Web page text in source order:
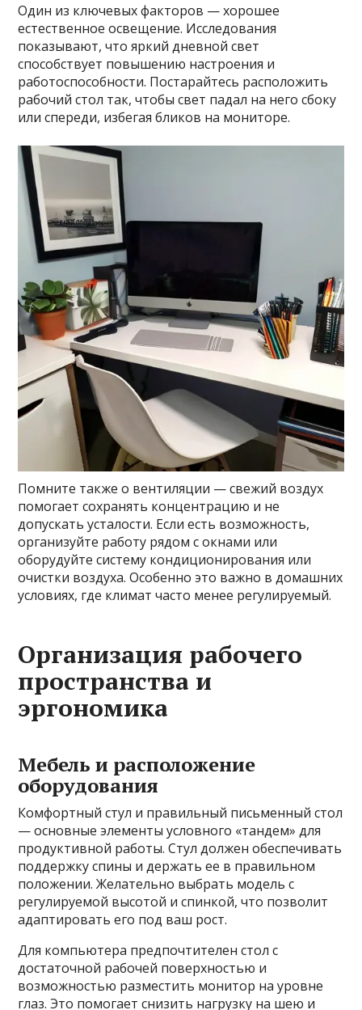
Один из ключевых факторов — хорошее
естественное освещение. Исследования
показывают, что яркий дневной свет
способствует повышению настроения и
работоспособности. Постарайтесь расположить
рабочий стол так, чтобы свет падал на него сбоку
или спереди, избегая бликов на мониторе.
Помните также о вентиляции — свежий воздух
помогает сохранять концентрацию и не
допускать усталости. Если есть возможность,
организуйте работу рядом с окнами или
оборудуйте систему кондиционирования или
очистки воздуха. Особенно это важно в домашних
условиях, где климат часто менее регулируемый.
Организация рабочего
пространства и
эргономика
Мебель и расположение
оборудования
Комфортный стул и правильный письменный стол
— основные элементы условного «тандем» для
продуктивной работы. Стул должен обеспечивать
поддержку спины и держать ее в правильном
положении. Желательно выбрать модель с
регулируемой высотой и спинкой, что позволит
адаптировать его под ваш рост.
Для компьютера предпочтителен стол с
достаточной рабочей поверхностью и
возможностью разместить монитор на уровне
глаз. Это помогает снизить нагрузку на шею и